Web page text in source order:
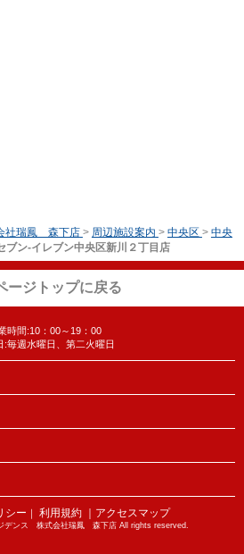
社瑞鳳 森下店 > 周辺施設案内 > 中央区 > 中央
ブン-イレブン中央区新川２丁目店
ージトップに戻る
時間:10：00～19：00
:毎週水曜日、第二火曜日
シー ｜ 利用規約 ｜アクセスマップ
デンス 株式会社瑞鳳 森下店 All rights reserved.